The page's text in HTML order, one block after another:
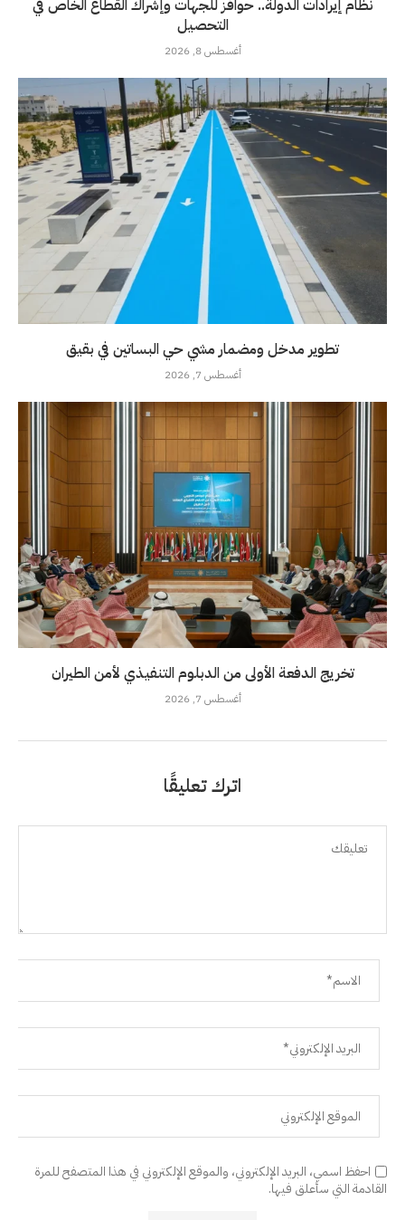
نظام إيرادات الدولة.. حوافز للجهات وإشراك القطاع الخاص في
التحصيل
أغسطس 8, 2026
تطوير مدخل ومضمار مشي حي البساتين في بقيق
أغسطس 7, 2026
تخريج الدفعة الأولى من الدبلوم التنفيذي لأمن الطيران
أغسطس 7, 2026
اترك تعليقًا
احفظ اسمي، البريد الإلكتروني، والموقع الإلكتروني في هذا المتصفح للمرة
القادمة التي سأعلق فيها.